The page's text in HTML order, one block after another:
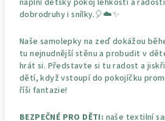
dobrodruhy i snílky.🎈☁️✨
Naše samolepky na zeď dokážou
tu nejnudnější stěnu a probudit v
hrát si. Představte si tu radost a
dětí, když vstoupí do pokojíčku
říši fantazie!
BEZPEČNÉ PRO DĚTI: naše textilní